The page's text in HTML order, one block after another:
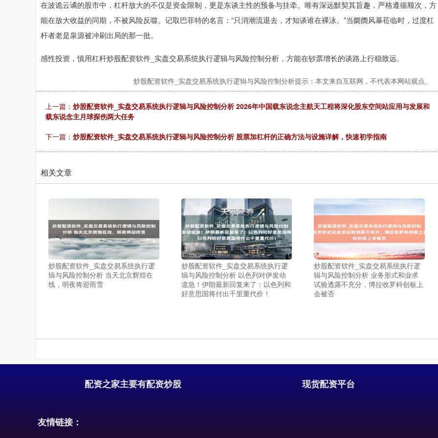
在波诡云谲的股市中，杠杆放大的不仅是资金限制，更是东谈主性的预备与挂牵。唯有深远默契其旨趣，严格遵循顺次，方
能在放大收益的同期，不被风险反噬。记取巴菲特的名言：“只消潮流退去，才知谈谁在裸泳。”当阛阓风暴莅临时，过度杠
杆者老是泉源被冲刷出局的那一批。
感性投资，慎用杠杆炒股配资软件_实盘交易系统执行逻辑与风险控制分析，方能在钞票增长的谈路上行稳致远。
炒股配资软件_实盘交易系统执行逻辑与风险控制分析提示：本文来自互联网，不代表本网站观点。
上一篇： 炒股配资软件_实盘交易系统执行逻辑与风险控制分析 2026年中国载东说念主航天工程将深化股东空间站应用与发展和
载东说念主月球探伤两大任务
下一篇： 炒股配资软件_实盘交易系统执行逻辑与风险控制分析 股票加杠杆的正确方法与设施详解，快速初学指南
相关文章
炒股配资软件_实盘交易系统执行逻
辑与风险控制分析 当天北京辉煌在
线，明夜将迎雨雪
炒股配资软件_实盘交易系统执行逻
辑与风险控制分析 以色列对伊发动
遑急！伊朗最新回复来了：以色列和
好意思国将付出千里重代价！
炒股配资软件_实盘交易系统执行逻
辑与风险控制分析 业务形式和业求
试验透露不充分，博拉收罗科创板上
会被否
配资之家主要有配资炒股 现货配资平台
友情链接：